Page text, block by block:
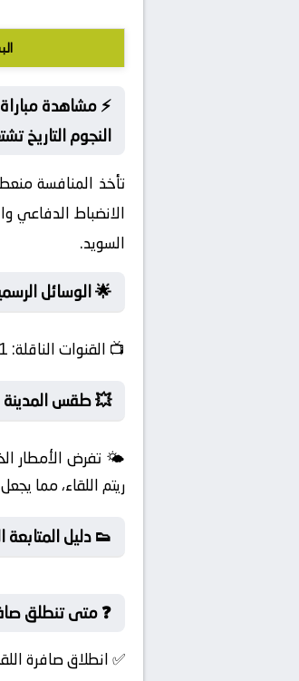
⚡ مشاهدة
النجوم التاريخ
تأخذ المنافسة
الانضباط الدفاعي
السويد.
🌟 الوسائل
📺 القنوات الناقلة:
💥 طقس المدينة
🌤️ تفرض الأمطار
ريتم اللقاء، مما
👟 دليل المتابعة
❓ متى تنطلق
✅ انطلاق صافرة